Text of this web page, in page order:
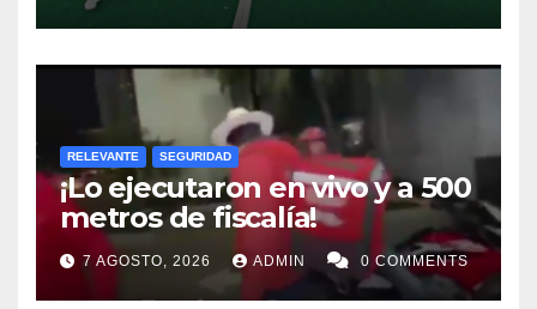
RELEVANTE SEGURIDAD
¡Lo ejecutaron en vivo y a 500
metros de fiscalía!
7 AGOSTO, 2026 ADMIN 0 COMMENTS